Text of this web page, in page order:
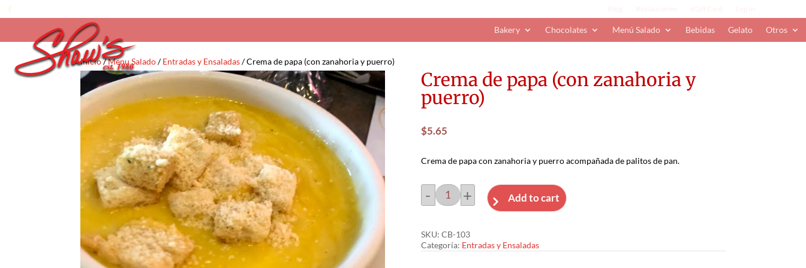
Bakery Chocolates Menú Salado Bebidas Gelato Otros
Inicio/Menu Salado/Entradas y Ensaladas/ Crema de papa (con zanahoria y puerro)
Crema de papa (con zanahoria y
puerro)
$5.65
Crema de papa con zanahoria y puerro acompañada de palitos de pan.
Crema
papa
(con
- + Add to cart
SKU: CB-103
Categoría: Entradas y Ensaladas